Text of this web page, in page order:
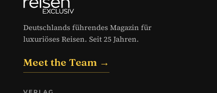
Deutschlands führendes Magazin für
luxuriöses Reisen. Seit 25 Jahren.
Meet the Team →